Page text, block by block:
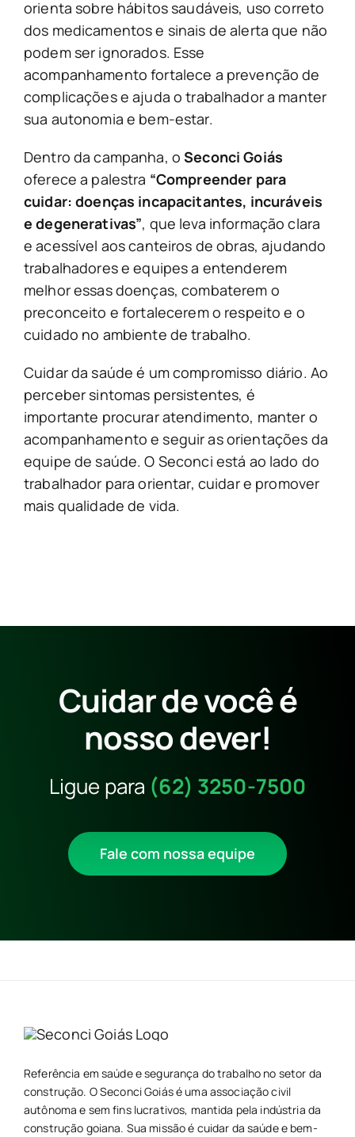
orienta sobre hábitos saudáveis, uso correto
dos medicamentos e sinais de alerta que não
podem ser ignorados. Esse
acompanhamento fortalece a prevenção de
complicações e ajuda o trabalhador a manter
sua autonomia e bem-estar.
Dentro da campanha, oSeconci Goiás
oferece a palestra “Compreender para
cuidar: doenças incapacitantes, incuráveis
e degenerativas”, que leva informação clara
e acessível aos canteiros de obras, ajudando
trabalhadores e equipes a entenderem
melhor essas doenças, combaterem o
preconceito e fortalecerem o respeito e o
cuidado no ambiente de trabalho.
Cuidar da saúde é um compromisso diário. Ao
perceber sintomas persistentes, é
importante procurar atendimento, manter o
acompanhamento e seguir as orientações da
equipe de saúde. O Seconci está ao lado do
trabalhador para orientar, cuidar e promover
mais qualidade de vida.
Cuidar de você é
nosso dever!
Ligue para (62) 3250-7500
Fale com nossa equipe
Referência em saúde e segurança do trabalho no setor da
construção. O Seconci Goiás é uma associação civil
autônoma e sem fins lucrativos, mantida pela indústria da
construção goiana. Sua missão é cuidar da saúde e bem-